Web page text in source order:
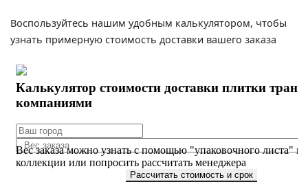
Воспользуйтесь нашим удобным калькулятором, чтобы
узнать примерную стоимость доставки вашего заказа